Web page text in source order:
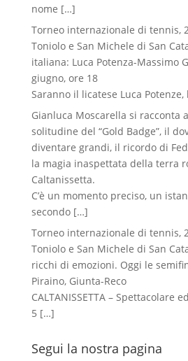
nome […]
Torneo internazionale di tennis,
Toniolo e San Michele di San
italiana: Luca Potenza-Massimo
giugno, ore 18
Saranno il licatese Luca
Gianluca Moscarella si racconta
solitudine del “Gold Badge”, il
diventare grandi, il ricordo di
la magia inaspettata della terra
Caltanissetta.
C’è un momento preciso, un
secondo […]
Torneo internazionale di tennis,
Toniolo e San Michele di San
ricchi di emozioni. Oggi le
Piraino, Giunta-Reco
CALTANISSETTA – Spettacolare
5 […]
Segui la nostra pagina